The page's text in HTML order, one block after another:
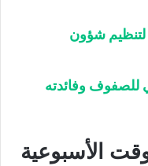
شؤون
للصفوف وفائدته
الأسبوعية